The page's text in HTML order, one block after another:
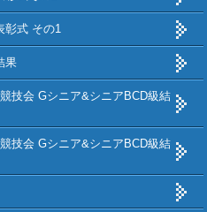
彰式 その1
果
技会 Gシニア&シニアBCD級結
技会 Gシニア&シニアBCD級結